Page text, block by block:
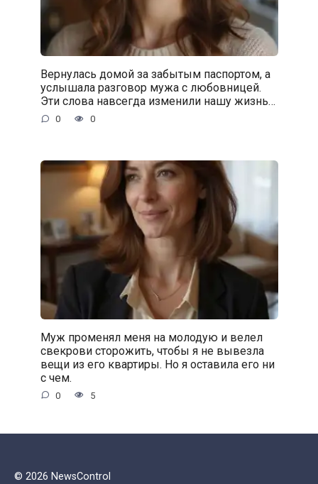
Вернулась домой за забытым паспортом, а
услышала разговор мужа с любовницей.
Эти слова навсегда изменили нашу жизнь…
0 0
Муж променял меня на молодую и велел
свекрови сторожить, чтобы я не вывезла
вещи из его квартиры. Но я оставила его ни
с чем.
0 5
© 2026 NewsControl